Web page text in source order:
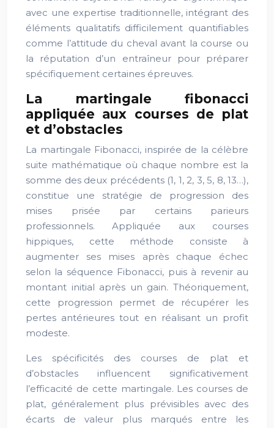
avec une expertise traditionnelle, intégrant des
éléments qualitatifs difficilement quantifiables
comme l’attitude du cheval avant la course ou
la réputation d’un entraîneur pour préparer
spécifiquement certaines épreuves.
La martingale fibonacci
appliquée aux courses de plat
et d’obstacles
La martingale Fibonacci, inspirée de la célèbre
suite mathématique où chaque nombre est la
somme des deux précédents (1, 1, 2, 3, 5, 8, 13…),
constitue une stratégie de progression des
mises prisée par certains parieurs
professionnels. Appliquée aux courses
hippiques, cette méthode consiste à
augmenter ses mises après chaque échec
selon la séquence Fibonacci, puis à revenir au
montant initial après un gain. Théoriquement,
cette progression permet de récupérer les
pertes antérieures tout en réalisant un profit
modeste.
Les spécificités des courses de plat et
d’obstacles influencent significativement
l’efficacité de cette martingale. Les courses de
plat, généralement plus prévisibles avec des
écarts de valeur plus marqués entre les